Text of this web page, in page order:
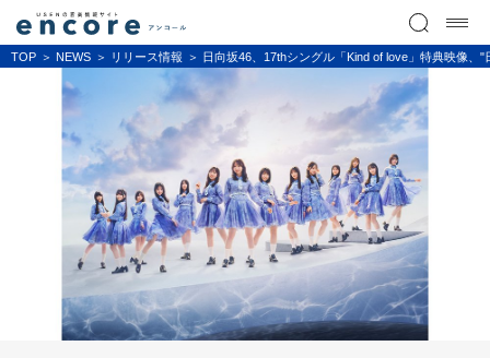
TOP NEWS リリース情報 日向坂46、17thシングル「Kind of love」特典映像、